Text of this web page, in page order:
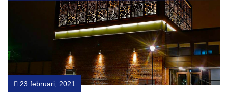
23 februari, 2021